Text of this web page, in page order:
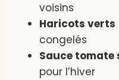
voisins
Haricots verts
congelés
Sauce tomate
pour l’hiver